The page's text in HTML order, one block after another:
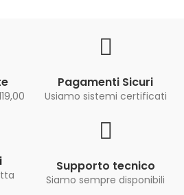
Pagamenti Sicuri
Usiamo sistemi certificati
Supporto tecnico
Siamo sempre disponibili